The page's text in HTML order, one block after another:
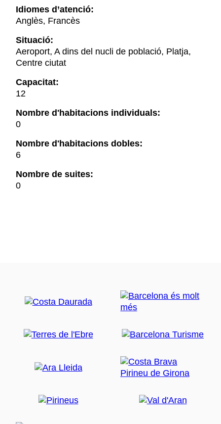
Idiomes d’atenció:
Anglès, Francès
Situació:
Aeroport, A dins del nucli de població, Platja,
Centre ciutat
Capacitat:
12
Nombre d'habitacions individuals:
0
Nombre d'habitacions dobles:
6
Nombre de suites:
0